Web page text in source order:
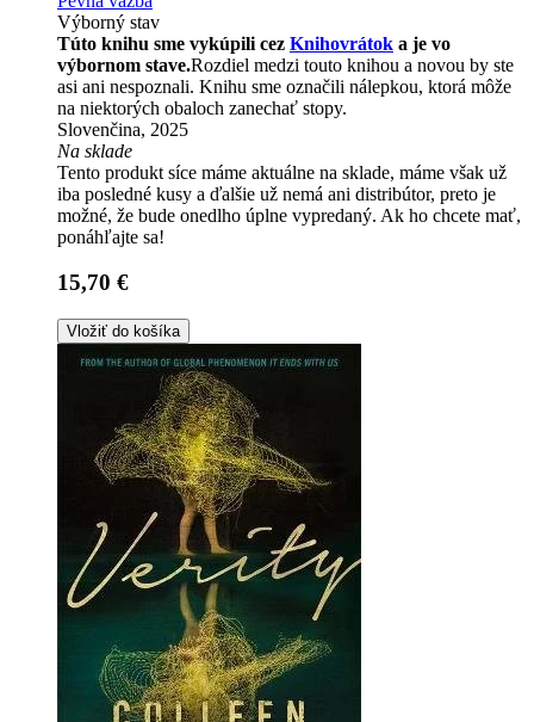
Výborný stav
Túto knihu sme vykúpili cez Knihovrátok a je vo
výbornom stave.Rozdiel medzi touto knihou a novou by ste
asi ani nespoznali. Knihu sme označili nálepkou, ktorá môže
na niektorých obaloch zanechať stopy.
Slovenčina, 2025
Na sklade
Tento produkt síce máme aktuálne na sklade, máme však už
iba posledné kusy a ďalšie už nemá ani distribútor, preto je
možné, že bude onedlho úplne vypredaný. Ak ho chcete mať,
ponáhľajte sa!
15,70 €
Vložiť do košíka